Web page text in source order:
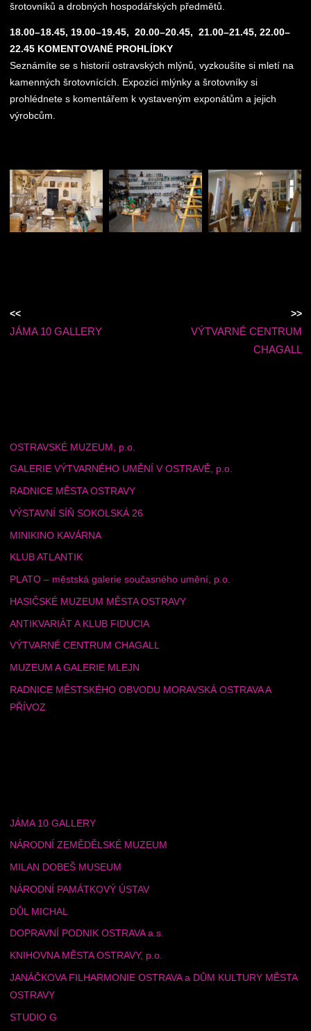
šrotovníků a drobných hospodářských předmětů.
18.00–18.45, 19.00–19.45, 20.00–20.45, 21.00–21.45, 22.00–
22.45 KOMENTOVANÉ PROHLÍDKY
Seznámíte se s historií ostravských mlýnů, vyzkoušíte si mletí na
kamenných šrotovnících. Expozici mlýnky a šrotovníky si
prohlédnete s komentářem k vystaveným exponátům a jejich
výrobcům.
<<
JÁMA 10 GALLERY
>>
VÝTVARNÉ CENTRUM
CHAGALL
OSTRAVSKÉ MUZEUM, p.o.
GALERIE VÝTVARNÉHO UMĚNÍ V OSTRAVĚ, p.o.
RADNICE MĚSTA OSTRAVY
VÝSTAVNÍ SÍŇ SOKOLSKÁ 26
MINIKINO KAVÁRNA
KLUB ATLANTIK
PLATO – městská galerie současného umění, p.o.
HASIČSKÉ MUZEUM MĚSTA OSTRAVY
ANTIKVARIÁT A KLUB FIDUCIA
VÝTVARNÉ CENTRUM CHAGALL
MUZEUM A GALERIE MLEJN
RADNICE MĚSTSKÉHO OBVODU MORAVSKÁ OSTRAVA A
PŘÍVOZ
JÁMA 10 GALLERY
NÁRODNÍ ZEMĚDĚLSKÉ MUZEUM
MILAN DOBEŠ MUSEUM
NÁRODNÍ PAMÁTKOVÝ ÚSTAV
DŮL MICHAL
DOPRAVNÍ PODNIK OSTRAVA a.s.
KNIHOVNA MĚSTA OSTRAVY, p.o.
JANÁČKOVA FILHARMONIE OSTRAVA a DŮM KULTURY MĚSTA
OSTRAVY
STUDIO G